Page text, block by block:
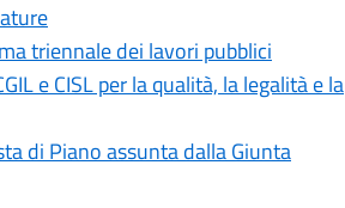
triennale dei lavori pubblici
e CISL per la qualità, la legalità e la
di Piano assunta dalla Giunta